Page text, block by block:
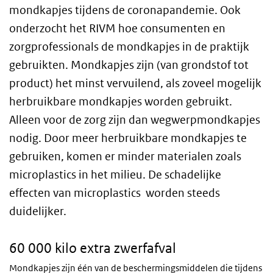
mondkapjes tijdens de coronapandemie. Ook
onderzocht het RIVM hoe consumenten en
zorgprofessionals de mondkapjes in de praktijk
gebruikten. Mondkapjes zijn (van grondstof tot
product) het minst vervuilend, als zoveel mogelijk
herbruikbare mondkapjes worden gebruikt.
Alleen voor de zorg zijn dan wegwerpmondkapjes
nodig. Door meer herbruikbare mondkapjes te
gebruiken, komen er minder materialen zoals
microplastics in het milieu. De schadelijke
effecten van microplastics worden steeds
duidelijker.
60 000 kilo extra zwerfafval
Mondkapjes zijn één van de beschermingsmiddelen die tijdens